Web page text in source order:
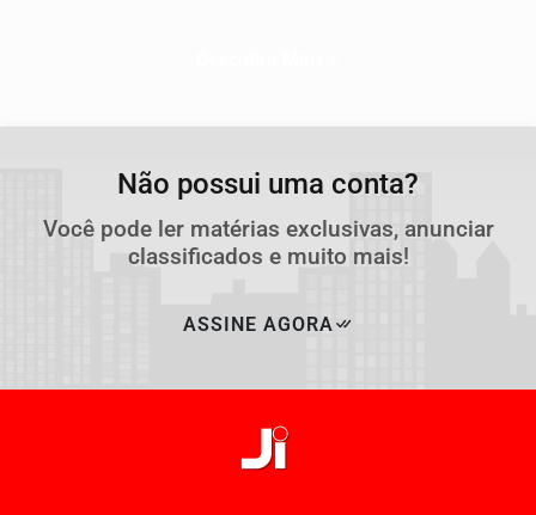
Não possui uma conta?
Você pode ler matérias exclusivas, anunciar
classificados e muito mais!
ASSINE AGORA